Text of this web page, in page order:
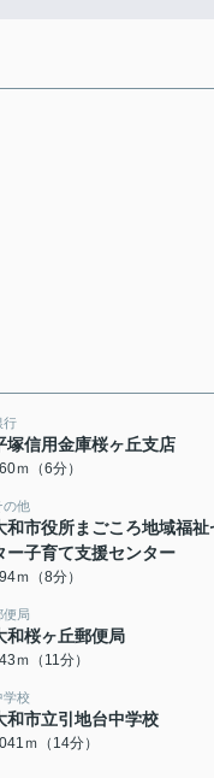
行
塚信用金庫桜ヶ丘支店
ｍ（6分）
の他
和市役所まごころ地域福祉
ー子育て支援センター
ｍ（8分）
便局
和桜ヶ丘郵便局
ｍ（11分）
学校
和市立引地台中学校
ｍ（14分）